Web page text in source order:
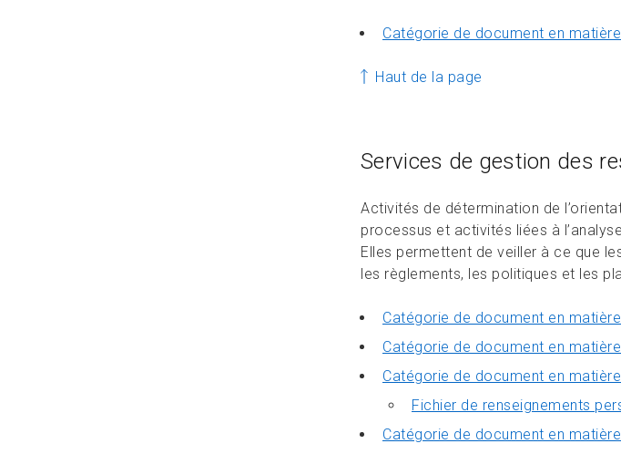
Catégorie de document en
Haut de la page
Services de gestion des
Activités de détermination de
processus et activités liées à
Elles permettent de veiller à ce que
les règlements, les politiques et les
Catégorie de document en matière
Catégorie de document en
Catégorie de document en
Fichier de renseignements
Catégorie de document en